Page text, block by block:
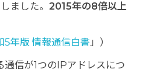
ました。 2015年の8倍以上
5年版 情報通信白書 」）
通信が1つのIPアドレスにつ